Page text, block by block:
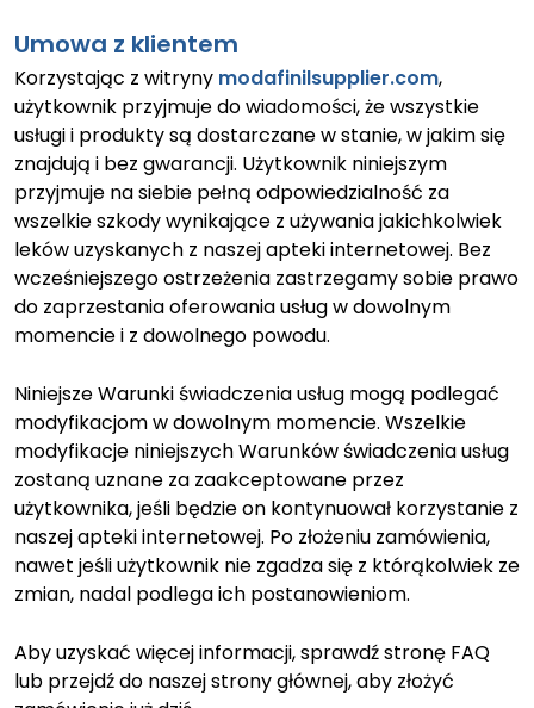
Umowa z klientem
Korzystając z witryny modafinilsupplier.com,
użytkownik przyjmuje do wiadomości, że wszystkie
usługi i produkty są dostarczane w stanie, w jakim się
znajdują i bez gwarancji. Użytkownik niniejszym
przyjmuje na siebie pełną odpowiedzialność za
wszelkie szkody wynikające z używania jakichkolwiek
leków uzyskanych z naszej apteki internetowej. Bez
wcześniejszego ostrzeżenia zastrzegamy sobie prawo
do zaprzestania oferowania usług w dowolnym
momencie i z dowolnego powodu.
Niniejsze Warunki świadczenia usług mogą podlegać
modyfikacjom w dowolnym momencie. Wszelkie
modyfikacje niniejszych Warunków świadczenia usług
zostaną uznane za zaakceptowane przez
użytkownika, jeśli będzie on kontynuował korzystanie z
naszej apteki internetowej. Po złożeniu zamówienia,
nawet jeśli użytkownik nie zgadza się z którąkolwiek ze
zmian, nadal podlega ich postanowieniom.
Aby uzyskać więcej informacji, sprawdź stronę FAQ
lub przejdź do naszej strony głównej, aby złożyć